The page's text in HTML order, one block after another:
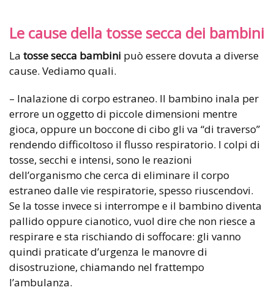
Le cause della tosse secca dei bambini
La tosse secca bambini può essere dovuta a diverse
cause. Vediamo quali.
– Inalazione di corpo estraneo. Il bambino inala per
errore un oggetto di piccole dimensioni mentre
gioca, oppure un boccone di cibo gli va “di traverso”
rendendo difficoltoso il flusso respiratorio. I colpi di
tosse, secchi e intensi, sono le reazioni
dell’organismo che cerca di eliminare il corpo
estraneo dalle vie respiratorie, spesso riuscendovi.
Se la tosse invece si interrompe e il bambino diventa
pallido oppure cianotico, vuol dire che non riesce a
respirare e sta rischiando di soffocare: gli vanno
quindi praticate d’urgenza le manovre di
disostruzione, chiamando nel frattempo
l’ambulanza.